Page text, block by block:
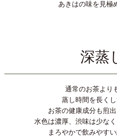
本日より、年末年始のご贈答に
なお茶、この時期だけの美味し
ております。楽しいお茶の時間
い。（2026年1月8日AM9時迄）
◎お歳暮＆お年賀セール商品は
◎季節のお菓子・お惣菜はこちら
◎限定の茶器はこちら
あきはの味を見極
深蒸
通常のお茶より
蒸し時間を長く
お茶の健康成分も煎出
水色は濃厚、渋味は少な
まろやかで飲みやす